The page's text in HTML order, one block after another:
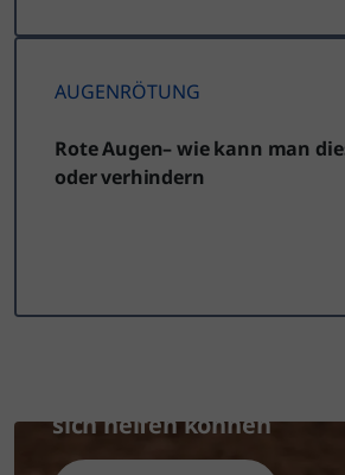
AUGENRÖTUNG
Rote Augen– wie kann man
oder verhindern
sich helfen können